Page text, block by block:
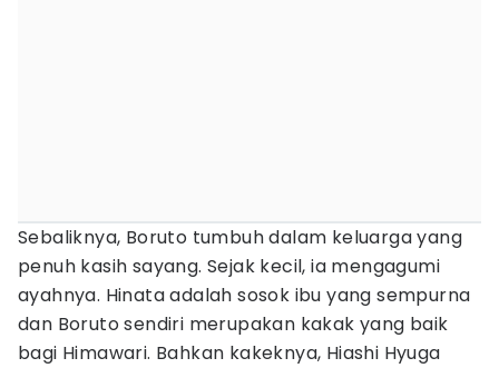
Sebaliknya, Boruto tumbuh dalam keluarga yang
penuh kasih sayang. Sejak kecil, ia mengagumi
ayahnya. Hinata adalah sosok ibu yang sempurna
dan Boruto sendiri merupakan kakak yang baik
bagi Himawari. Bahkan kakeknya, Hiashi Hyuga